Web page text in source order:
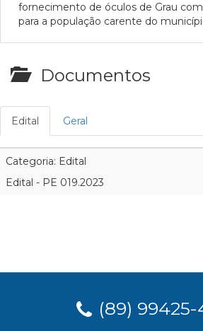
fornecimento de óculos de Grau
para a população carente do
Documentos
Edital Geral
Categoria: Edital
Edital - PE 019.2023
(89) 99425-